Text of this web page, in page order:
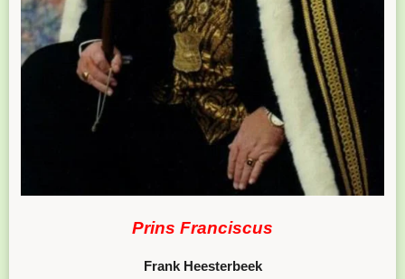
Prins Franciscus
Frank Heesterbeek